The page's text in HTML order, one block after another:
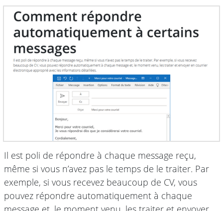
Il est poli de répondre à chaque message reçu,
même si vous n’avez pas le temps de le traiter. Par
exemple, si vous recevez beaucoup de CV, vous
pouvez répondre automatiquement à chaque